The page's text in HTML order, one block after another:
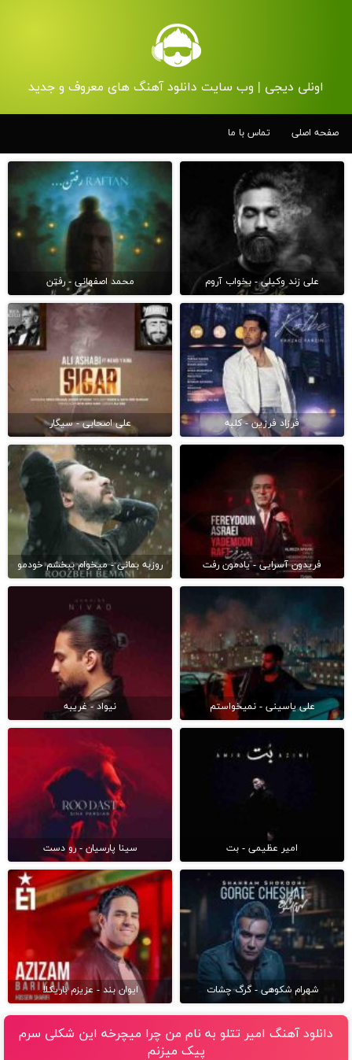
اونلی دیجی | وب سایت دانلود آهنگ های معروف و جدید
صفحه اصلی تماس با ما
علی زند وکیلی - بخواب آروم محمد اصفهانی - رفتن
فرزاد فرزین - کلبه علی اصحابی - سیگار
فریدون آسرایی - یادمون رفت روزبه بمانی - میخوام ببخشم خودمو
علی یاسینی - نمیخواستم نیواد - غریبه
امیر عظیمی - بت سینا پارسیان - رو دست
شهرام شکوهی - گرگ چشات ایوان بند - عزیزم باریکلا
دانلود آهنگ امیر تتلو به نام من چرا ميچرخه اين شكلى سرم
پيک ميزنم